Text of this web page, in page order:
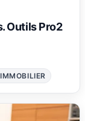
Outils Pro2